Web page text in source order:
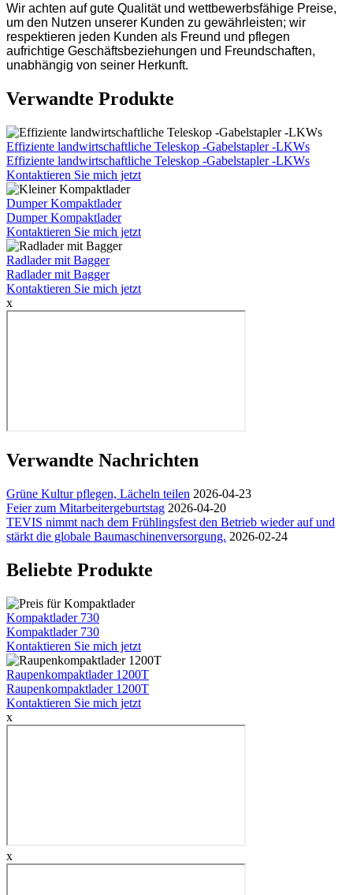
Wir achten auf gute Qualität und wettbewerbsfähige Preise,
um den Nutzen unserer Kunden zu gewährleisten; wir
respektieren jeden Kunden als Freund und pflegen
aufrichtige Geschäftsbeziehungen und Freundschaften,
unabhängig von seiner Herkunft.
Verwandte Produkte
Effiziente landwirtschaftliche Teleskop -Gabelstapler -LKWs
Effiziente landwirtschaftliche Teleskop -Gabelstapler -LKWs
Kontaktieren Sie mich jetzt
Dumper Kompaktlader
Dumper Kompaktlader
Kontaktieren Sie mich jetzt
Radlader mit Bagger
Radlader mit Bagger
Kontaktieren Sie mich jetzt
x
Verwandte Nachrichten
Grüne Kultur pflegen, Lächeln teilen 2026-04-23
Feier zum Mitarbeitergeburtstag 2026-04-20
TEVIS nimmt nach dem Frühlingsfest den Betrieb wieder auf und
stärkt die globale Baumaschinenversorgung. 2026-02-24
Beliebte Produkte
Kompaktlader 730
Kompaktlader 730
Kontaktieren Sie mich jetzt
Raupenkompaktlader 1200T
Raupenkompaktlader 1200T
Kontaktieren Sie mich jetzt
x
x